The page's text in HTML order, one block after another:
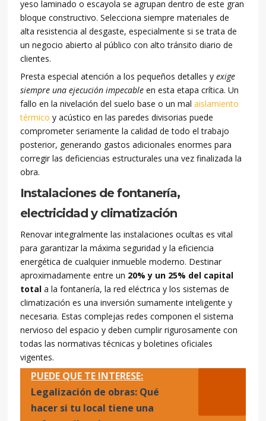
yeso laminado o escayola se agrupan dentro de este gran
bloque constructivo. Selecciona siempre materiales de
alta resistencia al desgaste, especialmente si se trata de
un negocio abierto al público con alto tránsito diario de
clientes.
Presta especial atención a los pequeños detalles yexige
siempre una ejecución impecable en esta etapa crítica. Un
fallo en la nivelación del suelo base o un malaislamiento
térmico y acústico en las paredes divisorias puede
comprometer seriamente la calidad de todo el trabajo
posterior, generando gastos adicionales enormes para
corregir las deficiencias estructurales una vez finalizada la
obra.
Instalaciones de fontanería,
electricidad y climatización
Renovar integralmente las instalaciones ocultas es vital
para garantizar la máxima seguridad y la eficiencia
energética de cualquier inmueble moderno. Destinar
aproximadamente entre un 20% y un 25% del capital
total a la fontanería, la red eléctrica y los sistemas de
climatización es una inversión sumamente inteligente y
necesaria. Estas complejas redes componen el sistema
nervioso del espacio y deben cumplir rigurosamente con
todas las normativas técnicas y boletines oficiales
vigentes.
PUEDE QUE TE INTERESE:
Legalización de obras: Qué
hacer si tu local tiene una